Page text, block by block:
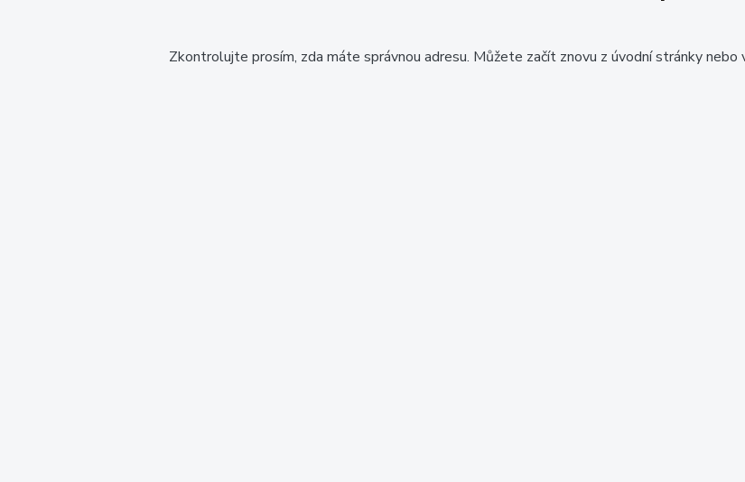
Zkontrolujte prosím, zda máte správnou adresu. Můžete začít znovu z úvodní stránky nebo